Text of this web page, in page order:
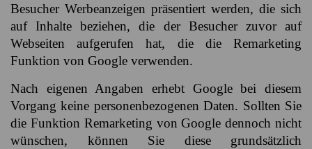
Besucher Werbeanzeigen präsentiert werden, die sich
auf Inhalte beziehen, die der Besucher zuvor auf
Webseiten aufgerufen hat, die die Remarketing
Funktion von Google verwenden.
Nach eigenen Angaben erhebt Google bei diesem
Vorgang keine personenbezogenen Daten. Sollten Sie
die Funktion Remarketing von Google dennoch nicht
wünschen, können Sie diese grundsätzlich